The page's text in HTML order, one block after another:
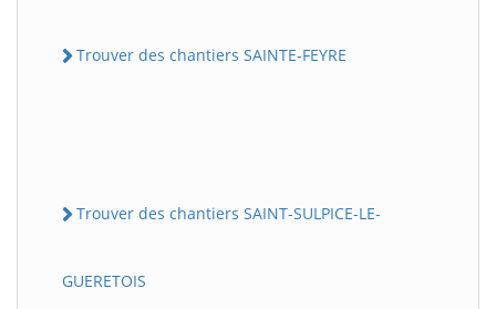
Trouver des chantiers SAINTE-FEYRE
Trouver des chantiers SAINT-SULPICE-LE-
GUERETOIS